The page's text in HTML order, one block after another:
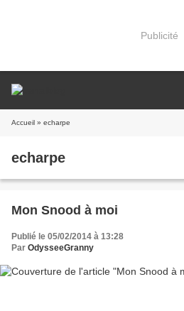
Publicité
Accueil » echarpe
echarpe
Mon Snood à moi
Publié le 05/02/2014 à 13:28
Par OdysseeGranny